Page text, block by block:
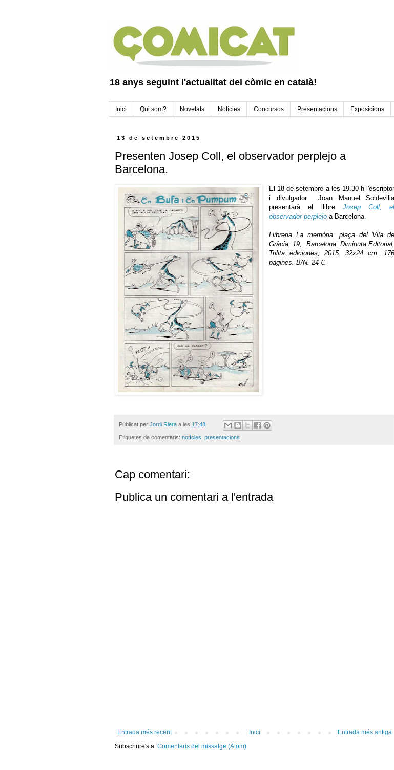
18 anys seguint l'actualitat del còmic en català!
Inici Qui som? Novetats Notícies Concursos Presentacions Exposicions
13 de setembre 2015
Presenten Josep Coll, el observador perplejo a
Barcelona.
El 18 de setembre a les 19.30 h l'escriptor
i divulgador Joan Manuel Soldevilla
presentarà el llibre Josep Coll,el
observador perplejo a Barcelona.
Llibreria La memòria, plaça del Vila de
Gràcia, 19, Barcelona. Diminuta Editorial,
Trilitaediciones, 2015. 32x24 cm. 176
pàgines.B/N. 24 €.
Publicat per Jordi Riera a les 17:48
Etiquetes de comentaris: notícies presentacions
Cap comentari:
Publica un comentari a l'entrada
Entrada més recent Entrada més antiga
Inici
Subscriure's a: Comentaris del missatge (Atom)